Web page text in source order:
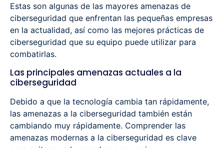
Estas son algunas de las mayores amenazas de
ciberseguridad que enfrentan las pequeñas empresas
en la actualidad, así como las mejores prácticas de
ciberseguridad que su equipo puede utilizar para
combatirlas.
Las principales amenazas actuales a la
ciberseguridad
Debido a que la tecnología cambia tan rápidamente,
las amenazas a la ciberseguridad también están
cambiando muy rápidamente. Comprender las
amenazas modernas a la ciberseguridad es clave